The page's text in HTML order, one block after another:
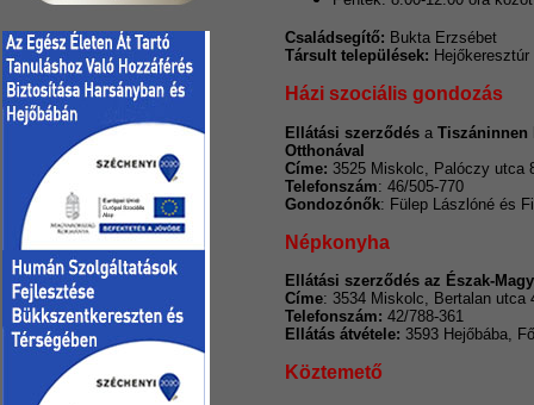
Családsegítő: Bukta Erzsébet
Társult települések: Hejőkeresztúr
Házi szociális gondozás
Ellátási szerződés a Tiszáninnen
Otthonával
Címe: 3525 Miskolc, Palóczy utca
Telefonszám: 46/505-770
Gondozónők: Fülep Lászlóné és
Népkonyha
Ellátási szerződés az Észak-
Címe: 3534 Miskolc, Bertalan utca
Telefonszám: 42/788-361
Ellátás átvétele: 3593 Hejőbába,
Köztemető